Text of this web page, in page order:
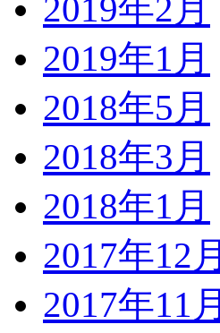
2019年2月
2019年1月
2018年5月
2018年3月
2018年1月
2017年12月
2017年11月